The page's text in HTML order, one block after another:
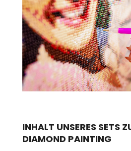
INHALT UNSERES SETS
DIAMOND PAINTING